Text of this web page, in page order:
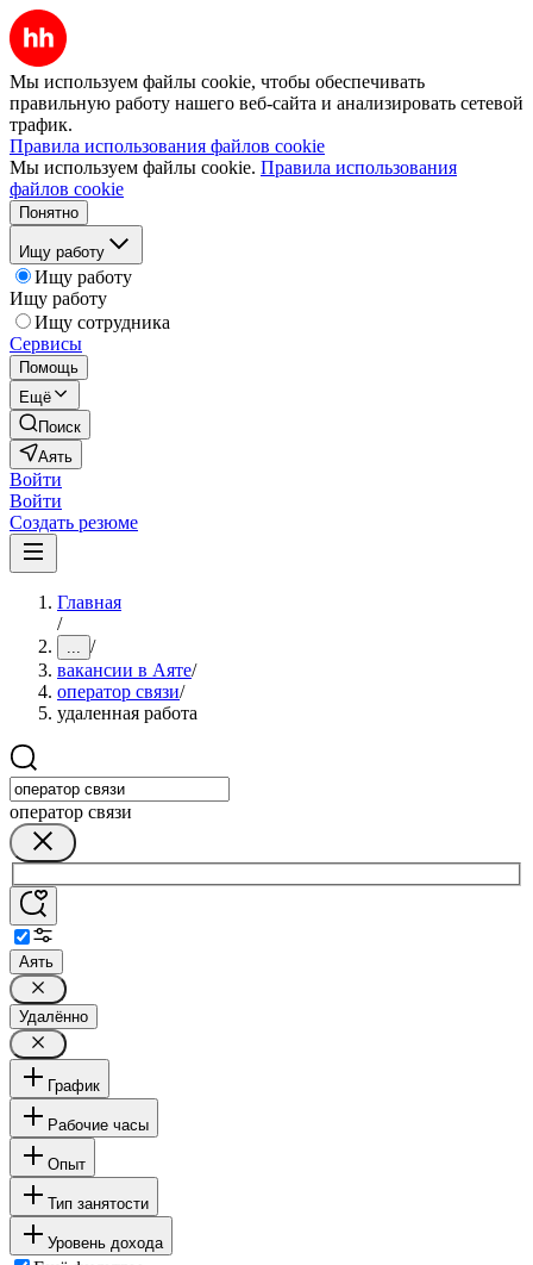
Мы используем файлы cookie, чтобы обеспечивать
правильную работу нашего веб-сайта и анализировать сетевой
трафик.
Правила использования файлов cookie
Мы используем файлы cookie. Правила использования
файлов cookie
Понятно
Ищу работу
Ищу работу
Ищу работу
Ищу сотрудника
Сервисы
Помощь
Ещё
Поиск
Аять
Войти
Войти
Создать резюме
Главная
/
... /
вакансии в Аяте/
оператор связи/
удаленная работа
оператор связи
Аять
Удалённо
График
Рабочие часы
Опыт
Тип занятости
Уровень дохода